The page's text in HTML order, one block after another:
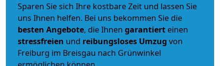
Sparen Sie sich Ihre kostbare Zeit und lassen Sie
uns Ihnen helfen. Bei uns bekommen Sie die
besten Angebote, die Ihnen garantiert einen
stressfreien und reibungsloses Umzug von
Freiburg im Breisgau nach Grünwinkel